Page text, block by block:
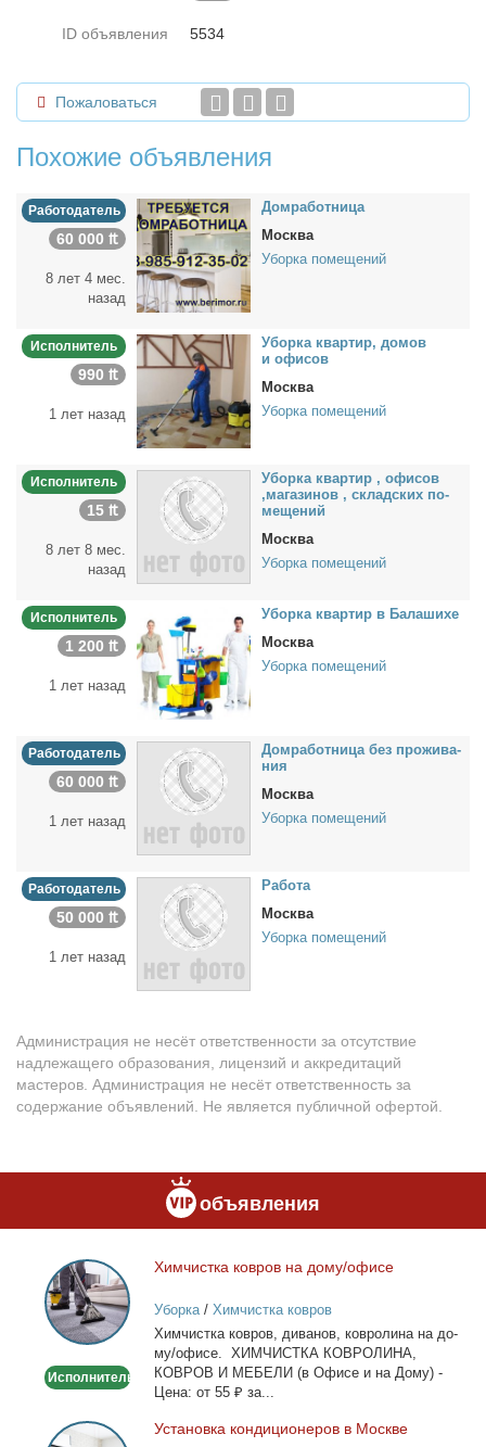
ID объявления 5534
Пожаловаться
Похожие объявления
Работодатель
60 000 ₶
8 лет 4 мес.
назад
Дом­ра­бот­ни­ца
Москва
Уборка помещений
Исполнитель
990 ₶
1 лет назад
Убор­ка квар­тир, до­мов
и офи­сов
Москва
Уборка помещений
Исполнитель
15 ₶
8 лет 8 мес.
назад
Убор­ка квар­тир , офи­сов
,ма­га­зи­нов , склад­ских по­
ме­ще­ний
Москва
Уборка помещений
Исполнитель
1 200 ₶
1 лет назад
Убор­ка квар­тир в Ба­ла­ши­хе
Москва
Уборка помещений
Работодатель
60 000 ₶
1 лет назад
Дом­ра­бот­ни­ца без про­жи­ва­
ния
Москва
Уборка помещений
Работодатель
50 000 ₶
1 лет назад
Ра­бо­та
Москва
Уборка помещений
Администрация не несёт ответственности за отсутствие
надлежащего образования, лицензий и аккредитаций
мастеров. Администрация не несёт ответственность за
содержание объявлений. Не является публичной офертой.
объявления
Химчистка
ковров
на
дому/
Исполнитель
Хим­чист­ка ков­ров на до­му/офи­се
Уборка/ Химчистка ковров
Хим­чист­ка ков­ров, ди­ва­нов, ков­ро­ли­на на до­
му/офи­се. ХИМЧИСТКА КОВРОЛИНА,
КОВРОВ И МЕБЕЛИ (в Офи­се и на До­му) -
Це­на: от 55 ₽ за...
Установка
Уста­нов­ка кон­ди­ци­о­не­ров в Москве